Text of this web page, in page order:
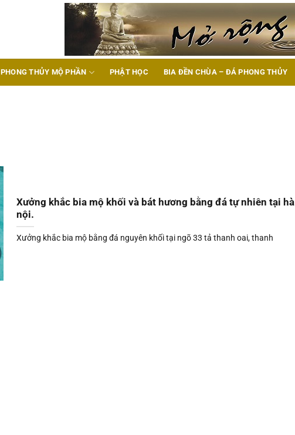
PHONG THỦY MỘ PHẦN PHẬT HỌC BIA ĐỀN CHÙA – ĐÁ PHONG THỦY
Xưởng khắc bia mộ khối và bát hương bằng đá tự nhiên tại hà
nội.
Xưởng khắc bia mộ bằng đá nguyên khối tại ngõ 33 tả thanh oai, thanh